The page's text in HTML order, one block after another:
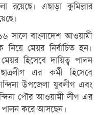
রয়েছে। এছাড়া কুমিল্লার
বাংলাদেশ আওয়ামী
নিয়ে মেয়র নির্বাচিত হন।
হিসেবে দায়িত্ব পালন
এর কর্মী হিসেবে
উপজেলা যুবলীগ এবং
পৌর আওয়ামী লীগ এর
পালন করে আসছেন।